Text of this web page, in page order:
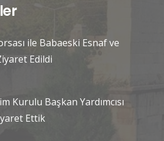
ile Babaeski Esnaf ve
Edildi
Kurulu Başkan Yardımcısı
Ettik